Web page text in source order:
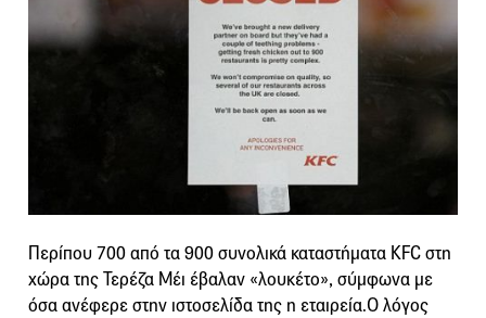
Περίπου 700 από τα 900 συνολικά καταστήματα KFC στη
χώρα της Τερέζα Μέι έβαλαν «λουκέτο», σύμφωνα με
όσα ανέφερε στην ιστοσελίδα της η εταιρεία.O λόγος